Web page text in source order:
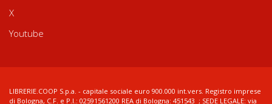
X
Youtube
LIBRERIE.COOP S.p.a. - capitale sociale euro 900.000 int.vers. Registro imprese
di Bologna, C.F. e P.I.: 02591561200 REA di Bologna: 451543 ; SEDE LEGALE: via